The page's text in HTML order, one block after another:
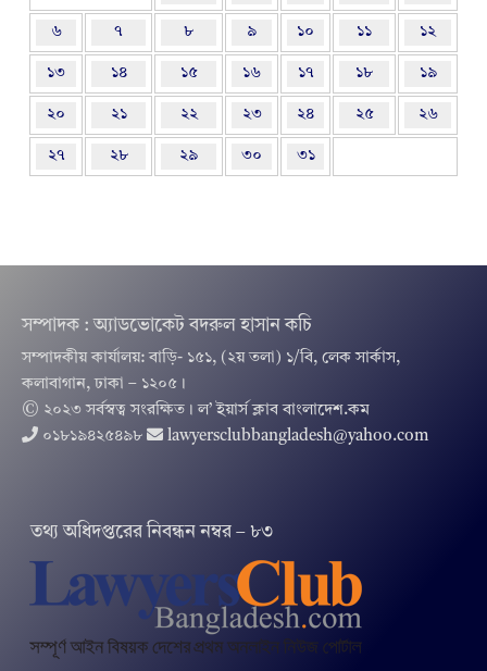
৬ ৭ ৮ ৯ ১০ ১১ ১২
১৩ ১৪ ১৫ ১৬ ১৭ ১৮ ১৯
২০ ২১ ২২ ২৩ ২৪ ২৫ ২৬
২৭ ২৮ ২৯ ৩০ ৩১
সম্পাদক : অ্যাডভোকেট বদরুল হাসান কচি
সম্পাদকীয় কার্যালয়: বাড়ি- ১৫১, (২য় তলা) ১/বি, লেক সার্কাস,
কলাবাগান, ঢাকা – ১২০৫।
© ২০২৩ সর্বস্বত্ব সংরক্ষিত । ল’ ইয়ার্স ক্লাব বাংলাদেশ.কম
০১৮১৯৪২৫৪৯৮
lawyersclubbangladesh@yahoo.com
তথ‌্য অ‌ধিদপ্ত‌রের নিবন্ধন নম্বর – ৮৩